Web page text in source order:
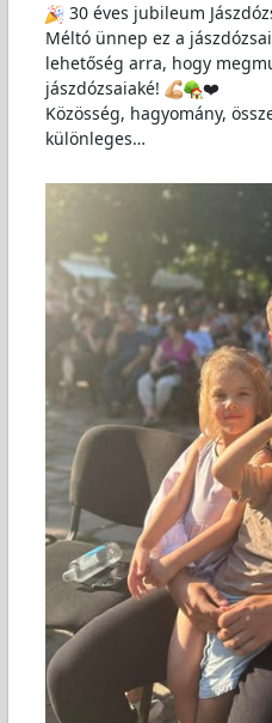
30 éves jubileum
Méltó ünnep ez a
lehetőség arra, hogy
jászdózsaiaké!
❤️
Közösség, hagyomány,
különleges…